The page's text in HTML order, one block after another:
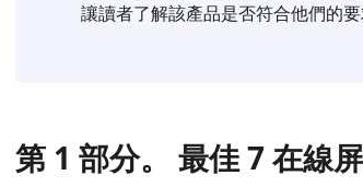
讓讀者了解該產品是否符合他們的要
第 1 部分。 最佳 7 在線